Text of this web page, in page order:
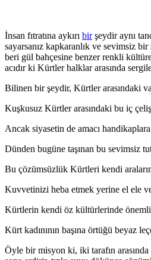
İnsan fıtratına aykırı birşeydir aynı
sayarsanız kapkaranlık ve sevimsiz
beri gül bahçesine benzer renkli
acıdır ki Kürtler halklar arasında
Bilinen bir şeydir, Kürtler arasındaki
Kuşkusuz Kürtler arasındaki bu iç
Ancak siyasetin de amacı
Dünden bugüne taşınan bu sevimsiz
Bu çözümsüzlük Kürtleri kendi
Kuvvetinizi heba etmek yerine el ele
Kürtlerin kendi öz kültürlerinde
Kürt kadınının başına örtüğü beyaz
Öyle bir misyon ki, iki tarafın